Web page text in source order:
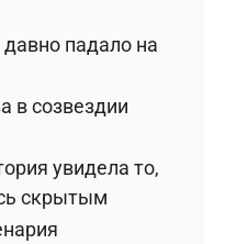
падало на
в созвездии
увидела то,
скрытым